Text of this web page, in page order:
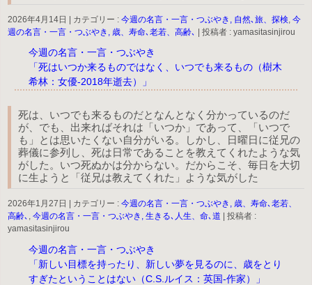
2026年4月14日 カテゴリー : 今週の名言・一言・つぶやき, 自然､旅、探検, 今
週の名言・一言・つぶやき, 歳、寿命､老若、高齢､
投稿者 : yamasitasinjirou
今週の名言・一言・つぶやき
「死はいつか来るものではなく、いつでも来るもの（樹木
希林：女優-2018年逝去）」
死は、いつでも来るものだとなんとなく分かっているのだ
が、でも、出来ればそれは「いつか」であって、「いつで
も」とは思いたくない自分がいる。しかし、日曜日に従兄の
葬儀に参列し、死は日常であることを教えてくれたような気
がした。いつ死ぬかは分からない。だからこそ、毎日を大切
に生ようと「従兄は教えてくれた」ような気がした
2026年1月27日 カテゴリー : 今週の名言・一言・つぶやき, 歳、寿命､老若、
高齢､ , 今週の名言・一言・つぶやき, 生きる､人生、命､道
投稿者 :
yamasitasinjirou
今週の名言・一言・つぶやき
「新しい目標を持ったり、新しい夢を見るのに、歳をとり
すぎたということはない（C.S.ルイス：英国-作家）」